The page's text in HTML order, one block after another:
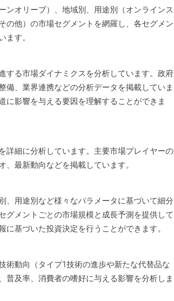
ンオリーブ）、地域別、用途別（オンラインス
の他）の市場セグメントを網羅し、各セグメン
す。
する市場ダイナミクスを分析しています。政府
、業界連携などの分析データを掲載していま
影響を与える要因を理解することができま
詳細に分析しています。主要市場プレイヤーの
最新動向などを掲載しています。
、用途別など様々なパラメータに基づいて細分
グメントごとの市場規模と成長予測を提供して
基づいた投資決定を行うことができます。
術動向（タイプ1技術の進歩や新たな代替品な
普及率、消費者の嗜好に与える影響を分析しま